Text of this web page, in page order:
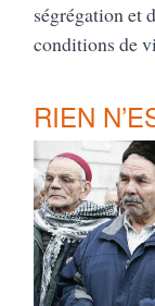
ségrégation et
conditions de
RIEN